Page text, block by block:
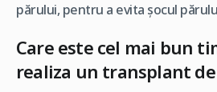
părului, pentru a evita șocul
Care este cel mai bun
realiza un transplant